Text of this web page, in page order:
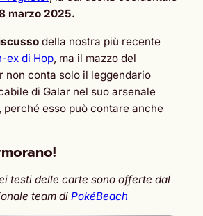
marzo 2025.
della nostra più recente
ex di Hop, ma il mazzo del
non conta solo il leggendario
di Galar nel suo arsenale
, perché esso può contare anche
testi delle carte sono offerte dal
team di PokéBeach